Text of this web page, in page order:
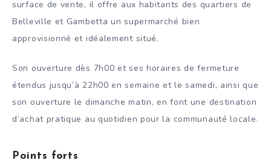
surface de vente, il offre aux habitants des quartiers de
Belleville et Gambetta un supermarché bien
approvisionné et idéalement situé.
Son ouverture dès 7h00 et ses horaires de fermeture
étendus jusqu’à 22h00 en semaine et le samedi, ainsi que
son ouverture le dimanche matin, en font une destination
d’achat pratique au quotidien pour la communauté locale.
Points forts